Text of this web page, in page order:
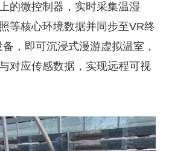
的微控制器，实时采集温湿
等核心环境数据并同步至VR终
，即可沉浸式漫游虚拟温室，
对应传感数据，实现远程可视